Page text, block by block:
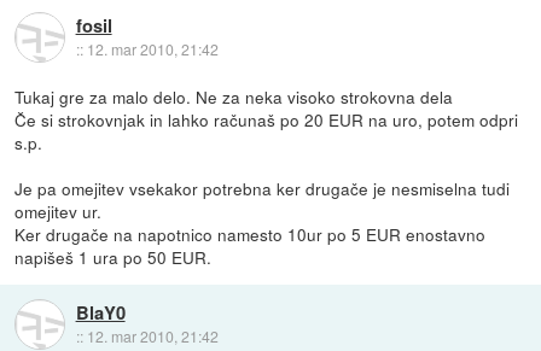
fosil
:: 12. mar 2010, 21:42
Tukaj gre za malo delo. Ne za neka visoko strokovna dela
Če si strokovnjak in lahko računaš po 20 EUR na uro, potem odpri
s.p.
Je pa omejitev vsekakor potrebna ker drugače je nesmiselna tudi
omejitev ur.
Ker drugače na napotnico namesto 10ur po 5 EUR enostavno
napišeš 1 ura po 50 EUR.
BlaY0
:: 12. mar 2010, 21:42